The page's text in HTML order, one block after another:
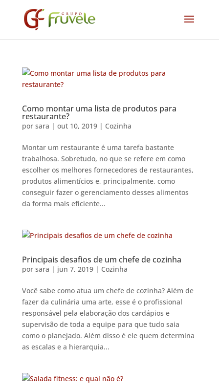
Como montar uma lista de produtos para
restaurante?
por sara | out 10, 2019| Cozinha
Montar um restaurante é uma tarefa bastante
trabalhosa. Sobretudo, no que se refere em como
escolher os melhores fornecedores de restaurantes,
produtos alimentícios e, principalmente, como
conseguir fazer o gerenciamento desses alimentos
da forma mais eficiente...
Principais desafios de um chefe de cozinha
por sara | jun 7, 2019| Cozinha
Você sabe como atua um chefe de cozinha? Além de
fazer da culinária uma arte, esse é o profissional
responsável pela elaboração dos cardápios e
supervisão de toda a equipe para que tudo saia
como o planejado. Além disso é ele quem determina
as escalas e a hierarquia...